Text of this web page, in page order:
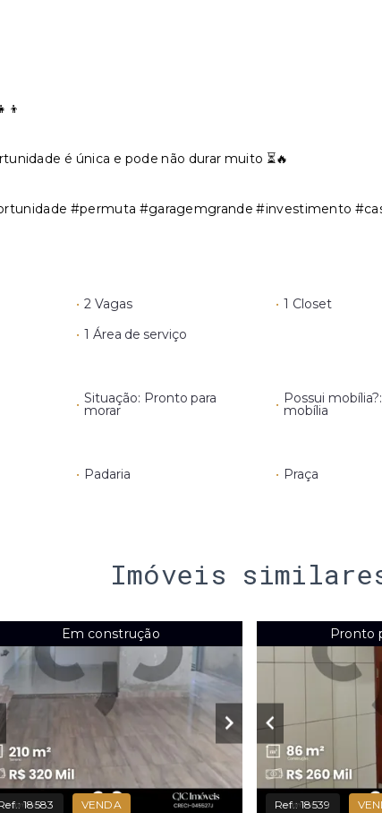
é única e pode não durar muito ⏳🔥
#permuta #garagemgrande #investimento
• 2 Vagas • 1 Closet
• 1 Área de serviço
• Situação: Pronto para
morar • Possui
mobília
• Padaria • Praça
Imóveis
Em construção
18583 VENDA
Pronto
Ref.:18539